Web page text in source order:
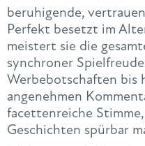
beruhigende,
Perfekt besetzt im
meistert sie die
synchroner
Werbebotschaften bis
angenehmen
facettenreiche
Geschichten spürbar